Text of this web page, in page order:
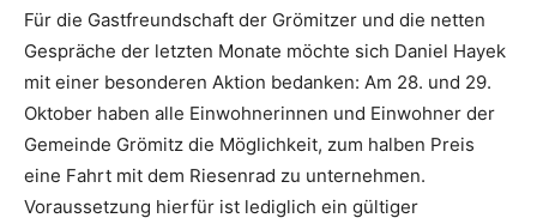
Für die Gastfreundschaft der Grömitzer und die netten
Gespräche der letzten Monate möchte sich Daniel Hayek
mit einer besonderen Aktion bedanken: Am 28. und 29.
Oktober haben alle Einwohnerinnen und Einwohner der
Gemeinde Grömitz die Möglichkeit, zum halben Preis
eine Fahrt mit dem Riesenrad zu unternehmen.
Voraussetzung hierfür ist lediglich ein gültiger